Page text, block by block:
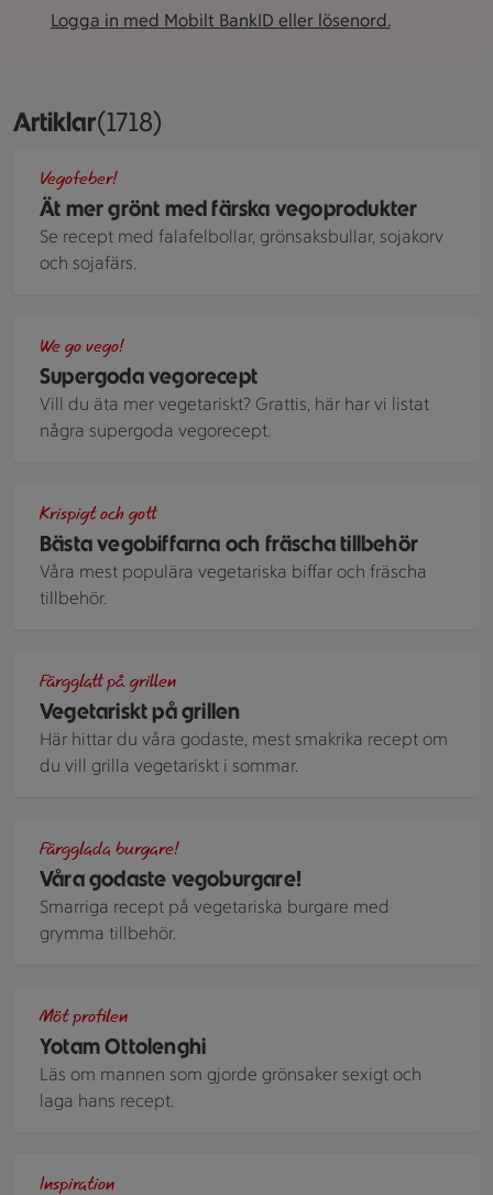
Logga in med Mobilt BankID eller lösenord.
ArtiklarVisar 1718 stycken
(1718)
Ät mer grönt med färska vegoprodukter
Vegofeber!
Se recept med falafelbollar, grönsaksbullar, sojakorv
och sojafärs.
Supergoda vegorecept
We go vego!
Vill du äta mer vegetariskt? Grattis, här har vi listat
några supergoda vegorecept.
Bästa vegobiffarna och fräscha tillbehör
Krispigt och gott
Våra mest populära vegetariska biffar och fräscha
tillbehör.
Vegetariskt på grillen
Färgglatt på grillen
Här hittar du våra godaste, mest smakrika recept om
du vill grilla vegetariskt i sommar.
Våra godaste vegoburgare!
Färgglada burgare!
Smarriga recept på vegetariska burgare med
grymma tillbehör.
Yotam Ottolenghi
Möt profilen
Läs om mannen som gjorde grönsaker sexigt och
laga hans recept.
Inspiration